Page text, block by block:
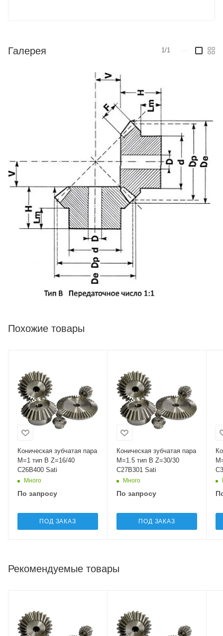
Галерея 1/1
Похожие товары
Коническая зубчатая пара
M=1 тип B Z=16/40
C26B400 Sati
Много
По запросу
ПОД ЗАКАЗ
Коническая зубчатая пара
M=1.5 тип B Z=30/30
C27B301 Sati
Много
По запросу
ПОД ЗАКАЗ
Рекомендуемые товары